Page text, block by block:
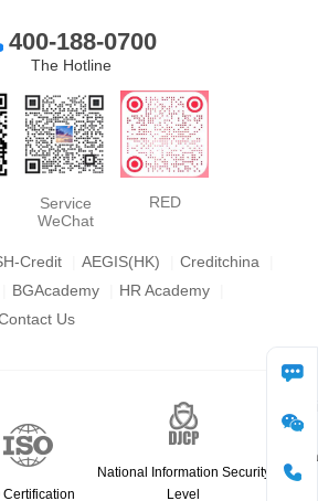
400-188-0700
The Hotline
Service
WeChat
RED
Credit AEGIS(HK) Creditchina
BGAcademy HR Academy
Us
Certification
National Information Security
Level